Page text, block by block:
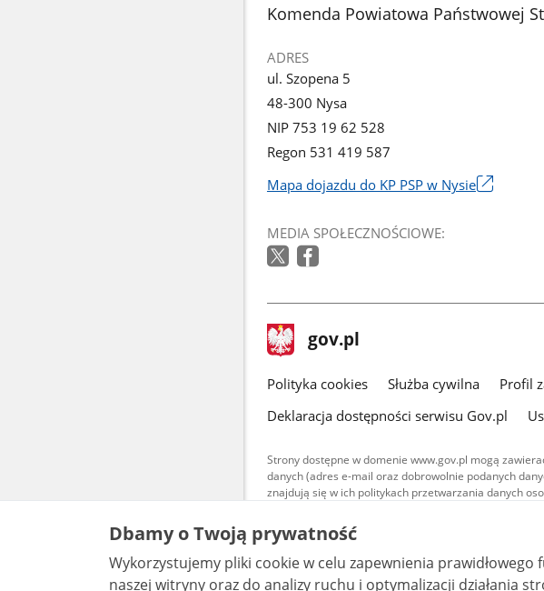
galerii.
galerii.
stopka
Komenda Powiatowa Państwowej
ADRES
ul. Szopena 5
48-300 Nysa
NIP 753 19 62 528
Regon 531 419 587
Mapa dojazdu do KP PSP w Nysie
się
w
MEDIA SPOŁECZNOŚCIOWE:
stopka
gov.pl Strona
gov.pl
gov.pl
Polityka cookies Służba cywilna Profil
Deklaracja dostępności serwisu Gov.pl
Strony dostępne w domenie www.gov.pl mogą
danych (adres e-mail oraz dobrowolnie podanych
znajdują się w ich politykach przetwarzania danych
Treści tekstowe publikowane w serwisie
udostępniane na licencji typu Creative
warunkach 4.0 (CC BY-SA 4.0).
są udostępniane na licencji typu
bez utworów zależnych 4.0 (CC BY-NC-
Dbamy o Twoją prywatność
Wykorzystujemy pliki cookie w celu zapewnienia prawidłowego
naszej witryny oraz do analizy ruchu i optymalizacji działania strony.